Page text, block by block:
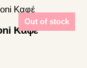
Out of stock
Καφέ